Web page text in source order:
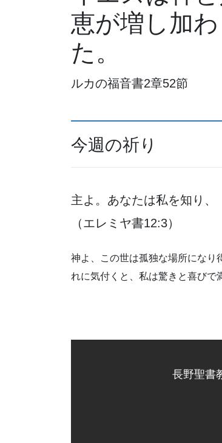
恵が増し加
た。
ルカの福音書2章52節
今週の祈り
主よ。あなたは私を知り、
（エレミヤ書12:3）
神よ、この世は孤独な場所になり
れに気付くと、私は驚きと喜びで
長野聖書